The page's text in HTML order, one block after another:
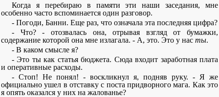
Когда я перебираю в памяти эти наши заседания, мне
особенно часто вспоминается один разговор.
- Погоди, Банни. Еще раз, что означала эта последняя цифра?
- Что? - отозвалась она, отрывая взгляд от бумажки,
содержание которой она мне излагала. - А, это. Это у нас ты.
- В каком смысле я?
- Это ты как статья бюджета. Сюда входит заработная плата
и оперативные расходы.
- Стоп! Не понял! - воскликнул я, подняв руку. - Я же
официально ушел в отставку с поста придворного мага. Как это
я опять оказался у них на жалованье?